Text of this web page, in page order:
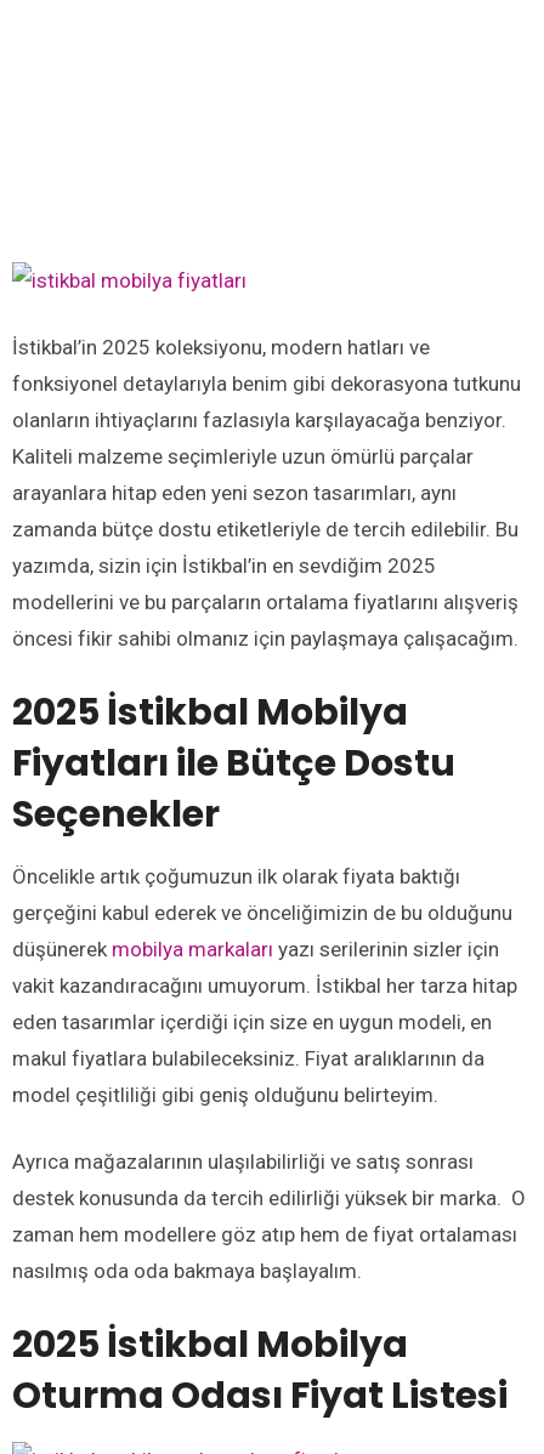
İstikbal’in 2025 koleksiyonu, modern hatları ve
fonksiyonel detaylarıyla benim gibi dekorasyona tutkunu
olanların ihtiyaçlarını fazlasıyla karşılayacağa benziyor.
Kaliteli malzeme seçimleriyle uzun ömürlü parçalar
arayanlara hitap eden yeni sezon tasarımları, aynı
zamanda bütçe dostu etiketleriyle de tercih edilebilir. Bu
yazımda, sizin için İstikbal’in en sevdiğim 2025
modellerini ve bu parçaların ortalama fiyatlarını alışveriş
öncesi fikir sahibi olmanız için paylaşmaya çalışacağım.
2025 İstikbal Mobilya
Fiyatları ile Bütçe Dostu
Seçenekler
Öncelikle artık çoğumuzun ilk olarak fiyata baktığı
gerçeğini kabul ederek ve önceliğimizin de bu olduğunu
düşünerek mobilya markaları yazı serilerinin sizler için
vakit kazandıracağını umuyorum. İstikbal her tarza hitap
eden tasarımlar içerdiği için size en uygun modeli, en
makul fiyatlara bulabileceksiniz. Fiyat aralıklarının da
model çeşitliliği gibi geniş olduğunu belirteyim.
Ayrıca mağazalarının ulaşılabilirliği ve satış sonrası
destek konusunda da tercih edilirliği yüksek bir marka. O
zaman hem modellere göz atıp hem de fiyat ortalaması
nasılmış oda oda bakmaya başlayalım.
2025 İstikbal Mobilya
Oturma Odası Fiyat Listesi